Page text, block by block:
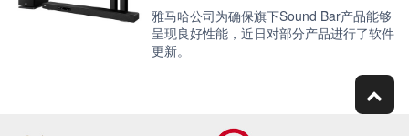
雅马哈公司为确保旗下Sound Bar产品能够
呈现良好性能，近日对部分产品进行了软件
更新。